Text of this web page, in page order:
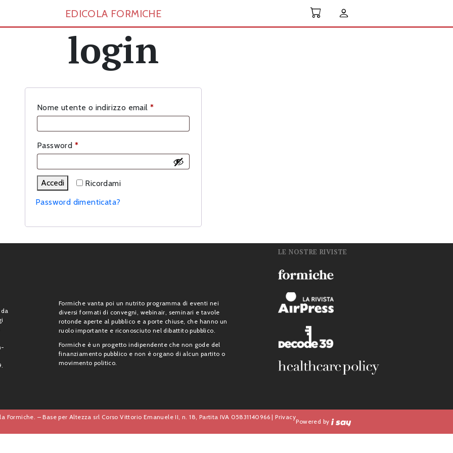
EDICOLA FORMICHE
login
Nome utente o indirizzo email *Richiesto
Password *Richiesto
Ricordami
Accedi
Password dimenticata?
Formiche vanta poi un nutrito programma di eventi nei
diversi formati di convegni, webinair, seminari e tavole
rotonde aperte al pubblico e a porte chiuse, che hanno un
ruolo importante e riconosciuto nel dibattito pubblico.
Formiche è un progetto indipendente che non gode del
finanziamento pubblico e non è organo di alcun partito o
movimento politico.
LE NOSTRE RIVISTE
Formiche. – Base per Altezza srl Corso Vittorio Emanuele II, n. 18, Partita IVA 05831140966 |Privacy
Powered by